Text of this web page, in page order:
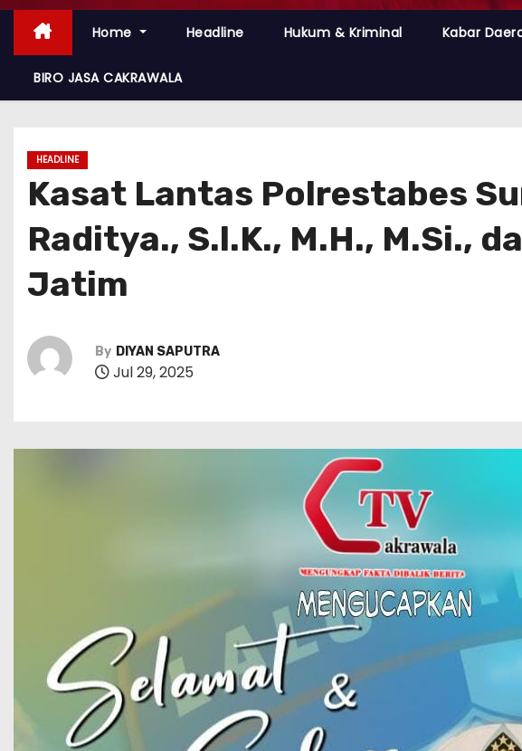
Home Headline Hukum & Kriminal Kabar
BIRO JASA CAKRAWALA
HEADLINE
Kasat Lantas Polrestabes
Raditya., S.l.K., M.H., M.Si.,
Jatim
By DIYAN SAPUTRA
Jul 29, 2025